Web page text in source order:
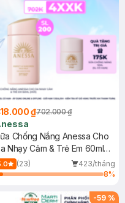
₫702.000 ₫
Chống Nắng Anessa Cho
Nhạy Cảm & Trẻ Em 60ml
(23)
423/tháng
8%
-59 %